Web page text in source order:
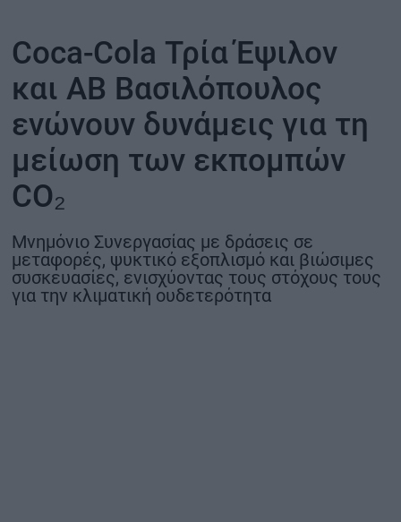
ΟΙΚΟΝΟΜΙΑ - ΕΠΙΧΕΙΡΗΣΕΙΣ
MY PROPERTY
ΚΑΡΑΜΠΟΛΕΣ
ΕΠΙΚΟΙΝΩΝΙΑ
ΤΑΥΤΟΤΗΤΑ
Coca-Cola Τρία Έψιλον
και ΑΒ Βασιλόπουλος
ενώνουν δυνάμεις για τη
μείωση των εκπομπών
CO₂
Μνημόνιο Συνεργασίας με δράσεις σε
μεταφορές, ψυκτικό εξοπλισμό και βιώσιμες
συσκευασίες, ενισχύοντας τους στόχους τους
για την κλιματική ουδετερότητα